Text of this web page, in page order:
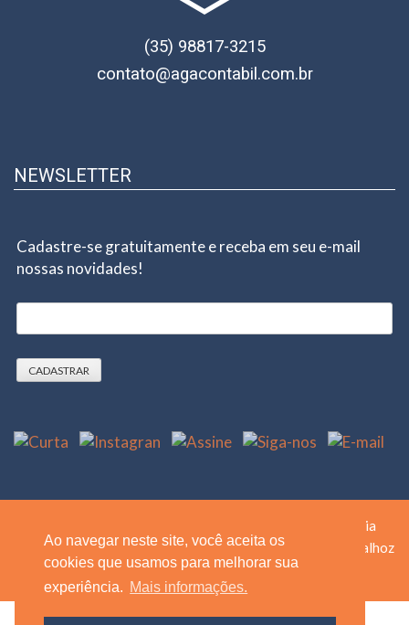
Ao navegar neste site, você aceita os
cookies que usamos para melhorar sua
experiência. Mais informações.
(35) 98817-3215
contato@agacontabil.com.br
NEWSLETTER
Cadastre-se gratuitamente e receba em seu e-mail
nossas novidades!
Blog AGA Contabilidade e Assessoria
Empresarial| Todos os direitos reservados |Design by Atalhoz
Comunicação e Marketing